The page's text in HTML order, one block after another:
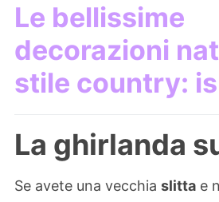
Le bellissime
decorazioni
stile country:
La ghirlanda
Se avete una vecchia slitta e